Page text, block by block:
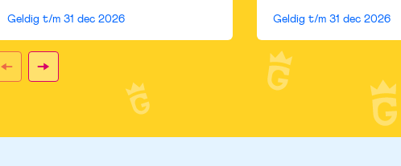
Geldig t/m 31 dec 2026 Geldig t/m 31 dec 2026